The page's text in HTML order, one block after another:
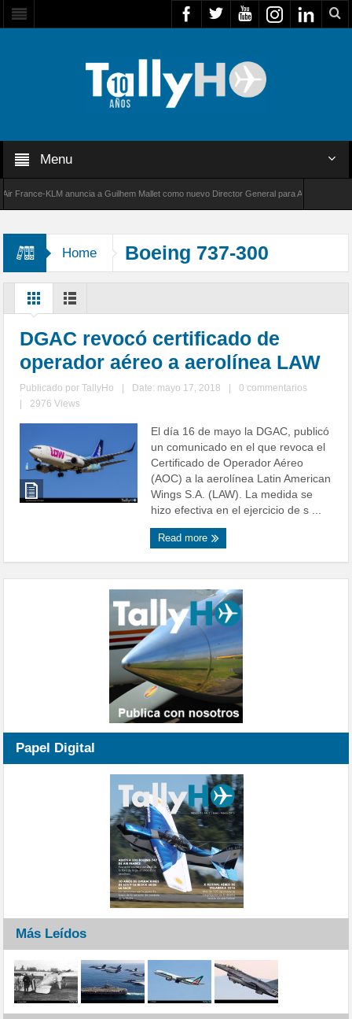
Menu
KLM anuncia a Guilhem Mallet como nuevo Director General para América Latina
Home Boeing 737-300
DGAC revocó certificado de
operador aéreo a aerolínea LAW
Publicado porTallyHo Date: mayo 17, 2018
0 commentarios
2976 Views
El día 16 de mayo la DGAC, publicó
un comunicado en el que revoca el
Certificado de Operador Aéreo
(AOC) a la aerolínea Latin American
Wings S.A. (LAW). La medida se
hizo efectiva en el ejercicio de s ...
Read more
Papel Digital
Más Leídos